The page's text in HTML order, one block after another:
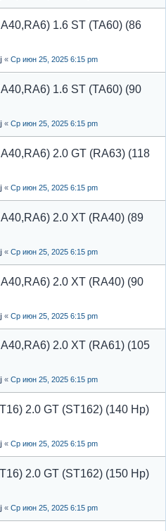
1.6 ST (TA60) (86
« Ср июн 25, 2025 6:15 pm
1.6 ST (TA60) (90
« Ср июн 25, 2025 6:15 pm
2.0 GT (RA63) (118
« Ср июн 25, 2025 6:15 pm
2.0 XT (RA40) (89
« Ср июн 25, 2025 6:15 pm
2.0 XT (RA40) (90
« Ср июн 25, 2025 6:15 pm
2.0 XT (RA61) (105
« Ср июн 25, 2025 6:15 pm
2.0 GT (ST162) (140 Hp)
« Ср июн 25, 2025 6:15 pm
2.0 GT (ST162) (150 Hp)
« Ср июн 25, 2025 6:15 pm